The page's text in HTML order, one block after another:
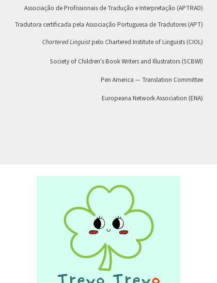
Associação de Profissionais de Tradução e Interpretação (APTRAD)
Tradutora certificada pela Associação Portuguesa de Tradutores (APT)
Chartered Linguistpelo Chartered Institute of Linguists (CIOL)
Society of Children's Book Writers and Illustrators (SCBWI)
Pen America — Translation Committee
Europeana Network Association (ENA)